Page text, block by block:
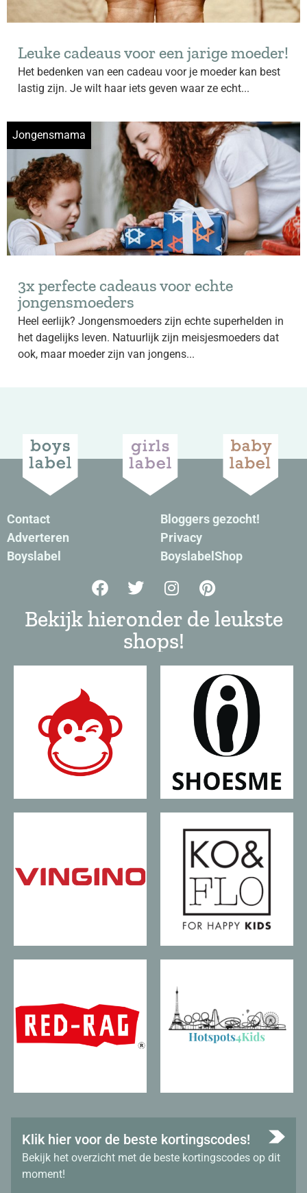
Leuke cadeaus voor een jarige moeder!
Het bedenken van een cadeau voor je moeder kan best
lastig zijn. Je wilt haar iets geven waar ze echt...
Jongensmama
3x perfecte cadeaus voor echte
jongensmoeders
Heel eerlijk? Jongensmoeders zijn echte superhelden in
het dagelijks leven. Natuurlijk zijn meisjesmoeders dat
ook, maar moeder zijn van jongens...
Contact
Adverteren
Boyslabel
Bloggers gezocht!
Privacy
BoyslabelShop
Bekijk hieronder de leukste
shops!
Klik hier voor de beste kortingscodes!
Bekijk het overzicht met de beste kortingscodes op dit
moment!